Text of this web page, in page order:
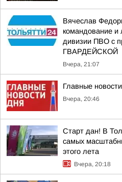
Вячеслав
командование и
дивизии ПВО с
ГВАРДЕЙСКОЙ
Вчера, 21:07
Главные
Вчера, 20:46
Старт дан! В
самых
этого лета
Вчера, 20:18